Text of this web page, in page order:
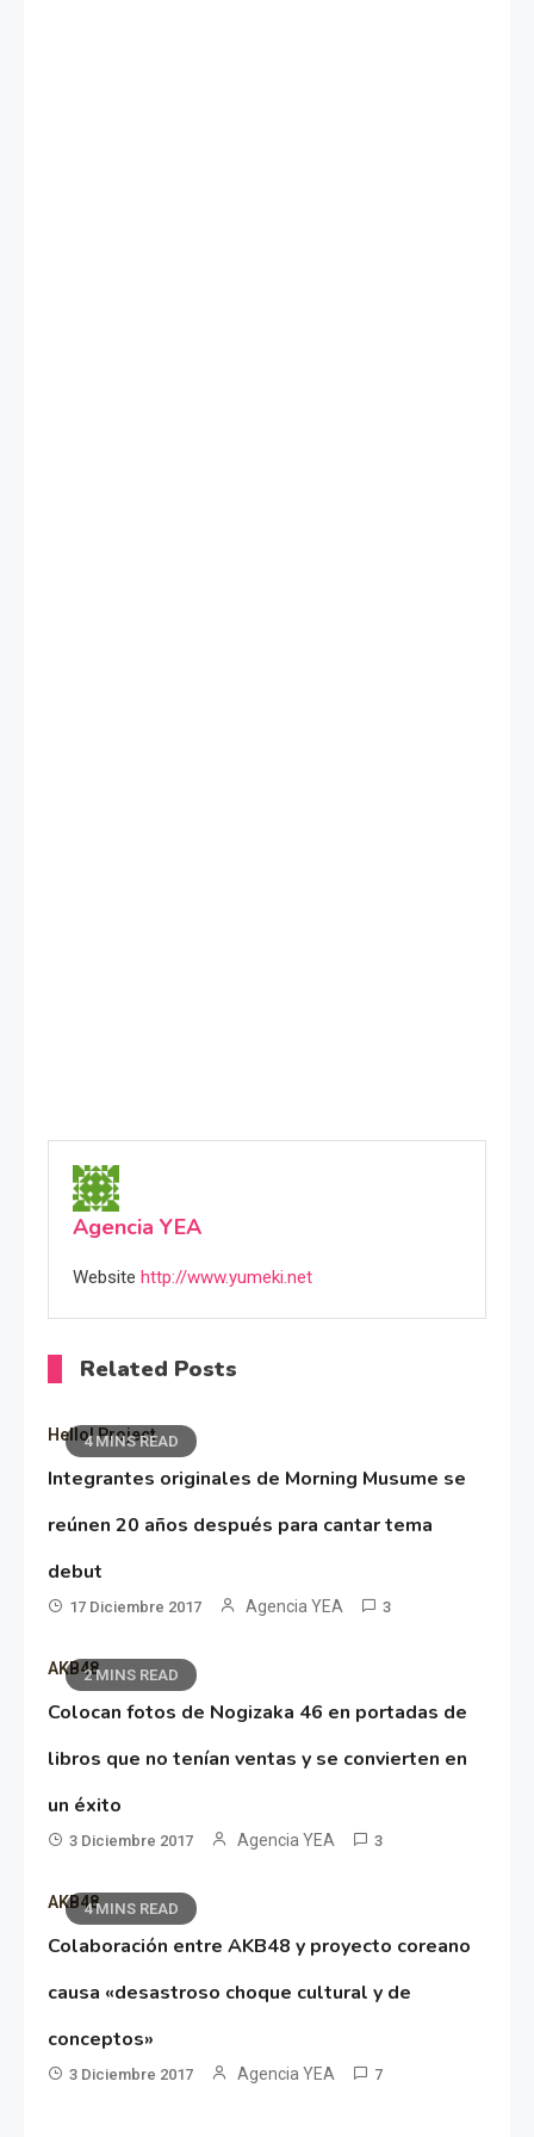
Agencia YEA
Website http://www.yumeki.net
Related Posts
4 MINS READ
Hello! Project
Integrantes originales de Morning Musume se
reúnen 20 años después para cantar tema
debut
17 Diciembre 2017 Agencia YEA 3
2 MINS READ
AKB48
Colocan fotos de Nogizaka 46 en portadas de
libros que no tenían ventas y se convierten en
un éxito
3 Diciembre 2017 Agencia YEA 3
4 MINS READ
AKB48
Colaboración entre AKB48 y proyecto coreano
causa «desastroso choque cultural y de
conceptos»
3 Diciembre 2017 Agencia YEA 7